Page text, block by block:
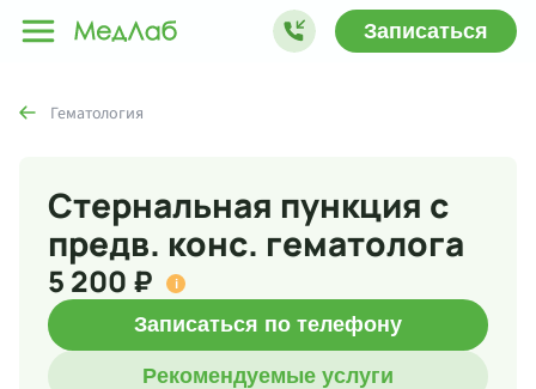
Записаться
Гематология
Стернальная пункция с
предв. конс. гематолога
5 200 ₽ i
Записаться по телефону
Рекомендуемые услуги